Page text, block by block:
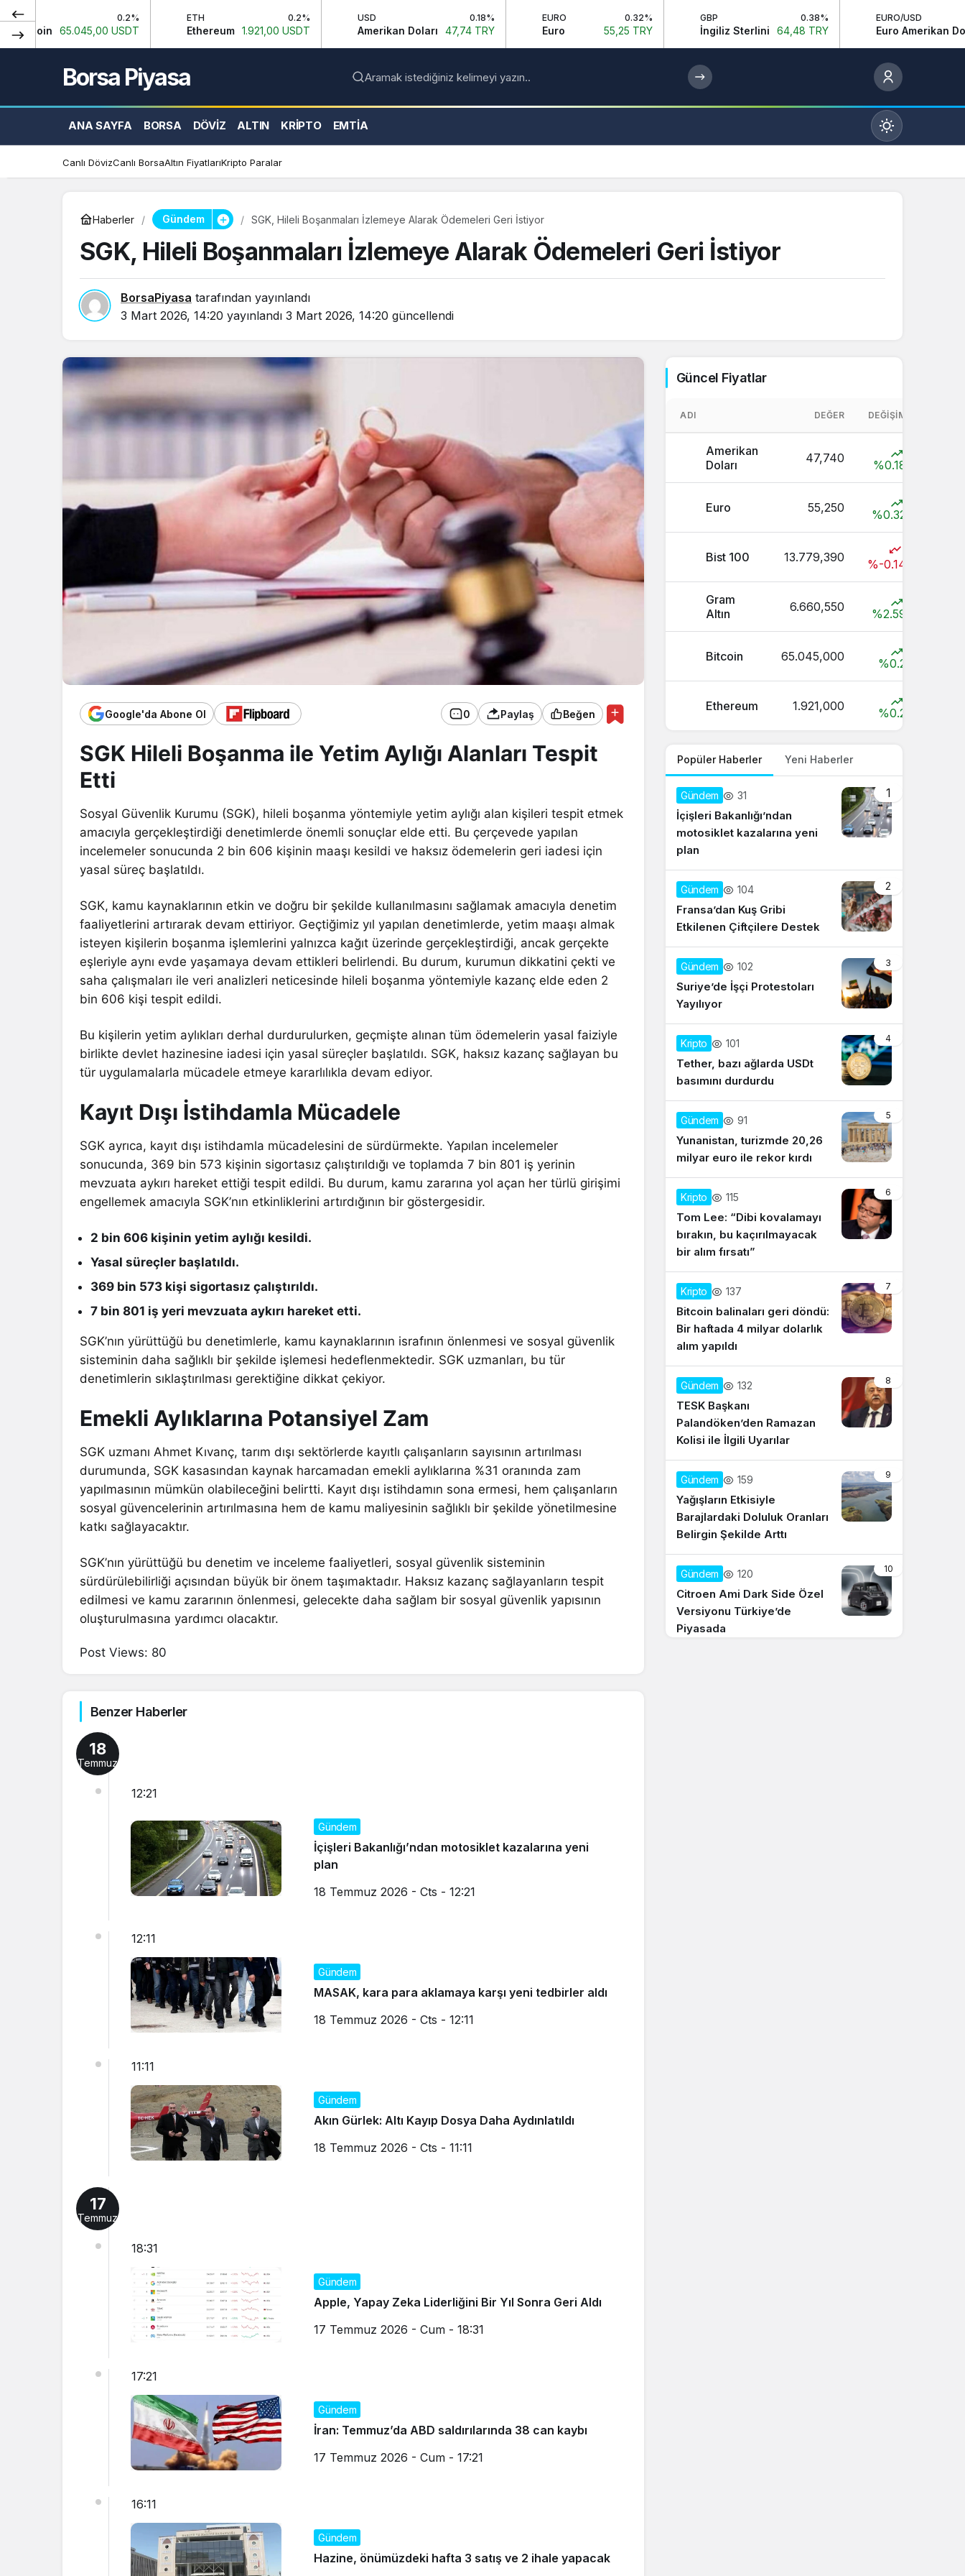
USDT
ETH
Ethereum 1.921,00 USDT
USD
Amerikan Doları 47,74 TRY
EURO 0.32%
Euro 55,25 TRY
GBP
İngiliz Sterlini 64,48 TRY
EURO/USD
Euro Amerikan Doları 1,16 TRY
Borsa Piyasa Aramak istediğiniz kelimeyi yazın..
ANA SAYFA BORSA DÖVIZ ALTIN KRIPTO EMTIA
Mod
değiştir
Gündüz Modu
Gündüz modunu seçin.
Sistem modunu seçin.
Canlı DövizCanlı BorsaAltın FiyatlarıKripto Paralar
Haberler Gündem SGK, Hileli Boşanmaları İzlemeye Alarak Ödemeleri Geri İstiyor
SGK, Hileli Boşanmaları İzlemeye Alarak Ödemeleri Geri İstiyor
BorsaPiyasa tarafından yayınlandı
3 Mart 2026, 14:20 yayınlandı 3 Mart 2026, 14:20 güncellendi
Google'da Abone Ol 0 Paylaş Beğen
SGK Hileli Boşanma ile Yetim Aylığı Alanları Tespit
Etti
Sosyal Güvenlik Kurumu (SGK), hileli boşanma yöntemiyle yetim aylığı alan kişileri tespit etmek
amacıyla gerçekleştirdiği denetimlerde önemli sonuçlar elde etti. Bu çerçevede yapılan
incelemeler sonucunda 2 bin 606 kişinin maaşı kesildi ve haksız ödemelerin geri iadesi için
yasal süreç başlatıldı.
SGK, kamu kaynaklarının etkin ve doğru bir şekilde kullanılmasını sağlamak amacıyla denetim
faaliyetlerini artırarak devam ettiriyor. Geçtiğimiz yıl yapılan denetimlerde, yetim maaşı almak
isteyen kişilerin boşanma işlemlerini yalnızca kağıt üzerinde gerçekleştirdiği, ancak gerçekte
eşleriyle aynı evde yaşamaya devam ettikleri belirlendi. Bu durum, kurumun dikkatini çekti ve
saha çalışmaları ile veri analizleri neticesinde hileli boşanma yöntemiyle kazanç elde eden 2
bin 606 kişi tespit edildi.
Bu kişilerin yetim aylıkları derhal durdurulurken, geçmişte alınan tüm ödemelerin yasal faiziyle
birlikte devlet hazinesine iadesi için yasal süreçler başlatıldı. SGK, haksız kazanç sağlayan bu
tür uygulamalarla mücadele etmeye kararlılıkla devam ediyor.
Kayıt Dışı İstihdamla Mücadele
SGK ayrıca, kayıt dışı istihdamla mücadelesini de sürdürmekte. Yapılan incelemeler
sonucunda, 369 bin 573 kişinin sigortasız çalıştırıldığı ve toplamda 7 bin 801 iş yerinin
mevzuata aykırı hareket ettiği tespit edildi. Bu durum, kamu zararına yol açan her türlü girişimi
engellemek amacıyla SGK’nın etkinliklerini artırdığının bir göstergesidir.
2 bin 606 kişinin yetim aylığı kesildi.
Yasal süreçler başlatıldı.
369 bin 573 kişi sigortasız çalıştırıldı.
7 bin 801 iş yeri mevzuata aykırı hareket etti.
SGK’nın yürüttüğü bu denetimlerle, kamu kaynaklarının israfının önlenmesi ve sosyal güvenlik
sisteminin daha sağlıklı bir şekilde işlemesi hedeflenmektedir. SGK uzmanları, bu tür
denetimlerin sıklaştırılması gerektiğine dikkat çekiyor.
Emekli Aylıklarına Potansiyel Zam
SGK uzmanı Ahmet Kıvanç, tarım dışı sektörlerde kayıtlı çalışanların sayısının artırılması
durumunda, SGK kasasından kaynak harcamadan emekli aylıklarına %31 oranında zam
yapılmasının mümkün olabileceğini belirtti. Kayıt dışı istihdamın sona ermesi, hem çalışanların
sosyal güvencelerinin artırılmasına hem de kamu maliyesinin sağlıklı bir şekilde yönetilmesine
katkı sağlayacaktır.
SGK’nın yürüttüğü bu denetim ve inceleme faaliyetleri, sosyal güvenlik sisteminin
sürdürülebilirliği açısından büyük bir önem taşımaktadır. Haksız kazanç sağlayanların tespit
edilmesi ve kamu zararının önlenmesi, gelecekte daha sağlam bir sosyal güvenlik yapısının
oluşturulmasına yardımcı olacaktır.
Post Views: 80
Benzer Haberler
18
Temmuz
12:21
Gündem
İçişleri Bakanlığı’ndan motosiklet kazalarına yeni
plan
18 Temmuz 2026 - Cts - 12:21
12:11
Gündem
MASAK, kara para aklamaya karşı yeni tedbirler aldı
18 Temmuz 2026 - Cts - 12:11
11:11
Gündem
Akın Gürlek: Altı Kayıp Dosya Daha Aydınlatıldı
18 Temmuz 2026 - Cts - 11:11
17
Temmuz
18:31
Gündem
Apple, Yapay Zeka Liderliğini Bir Yıl Sonra Geri Aldı
17 Temmuz 2026 - Cum - 18:31
17:21
Gündem
İran: Temmuz’da ABD saldırılarında 38 can kaybı
17 Temmuz 2026 - Cum - 17:21
16:11
Gündem
Hazine, önümüzdeki hafta 3 satış ve 2 ihale yapacak
Güncel Fiyatlar
ADI DEĞER DEĞIŞIM
Amerikan
Doları
47,740 %0.18
Euro 55,250 %0.32
Bist 100 13.779,390 %-0.14
Gram
Altın
6.660,550 %2.59
Bitcoin 65.045,000 %0.2
Ethereum 1.921,000 %0.2
Popüler Haberler Yeni Haberler
1
Gündem 31
İçişleri Bakanlığı’ndan
motosiklet kazalarına yeni
plan
2
Gündem 104
Fransa’dan Kuş Gribi
Etkilenen Çiftçilere Destek
3
Gündem 102
Suriye’de İşçi Protestoları
Yayılıyor
4
Kripto 101
Tether, bazı ağlarda USDt
basımını durdurdu
5
Gündem 91
Yunanistan, turizmde 20,26
milyar euro ile rekor kırdı
6
Kripto 115
Tom Lee: “Dibi kovalamayı
bırakın, bu kaçırılmayacak
bir alım fırsatı”
7
Kripto 137
Bitcoin balinaları geri döndü:
Bir haftada 4 milyar dolarlık
alım yapıldı
8
Gündem 132
TESK Başkanı
Palandöken’den Ramazan
Kolisi ile İlgili Uyarılar
9
Gündem 159
Yağışların Etkisiyle
Barajlardaki Doluluk Oranları
Belirgin Şekilde Arttı
10
Gündem 120
Citroen Ami Dark Side Özel
Versiyonu Türkiye’de
Piyasada